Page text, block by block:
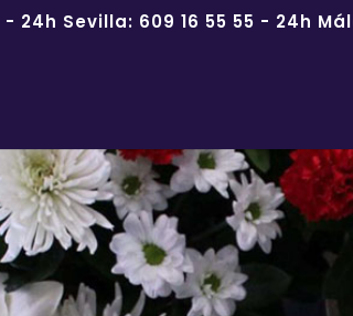
- 24h Sevilla: 609 16 55 55 - 24h